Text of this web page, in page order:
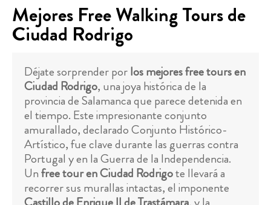
Mejores Free Walking Tours de
Ciudad Rodrigo
Déjate sorprender porlos mejores free tours en
Ciudad Rodrigo, una joya histórica de la
provincia de Salamanca que parece detenida en
el tiempo. Este impresionante conjunto
amurallado, declarado Conjunto Histórico-
Artístico, fue clave durante las guerras contra
Portugal y en la Guerra de la Independencia.
Unfree tour en Ciudad Rodrigote llevará a
recorrer sus murallas intactas, el imponente